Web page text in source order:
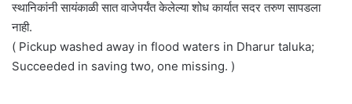
स्थानिकांनी सायंकाळी सात वाजेपर्यंत केलेल्या शोध कार्यात सदर तरुण सापडला
नाही.
( Pickup washed away in flood waters in Dharur taluka;
Succeeded in saving two, one missing. )